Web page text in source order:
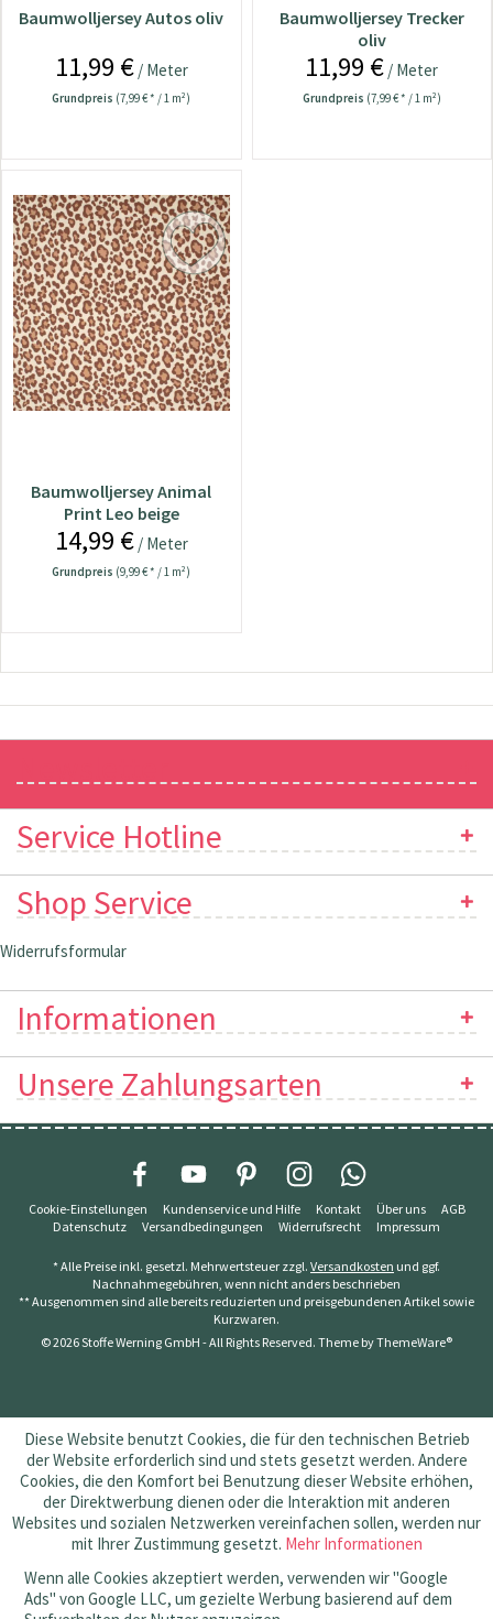
Baumwolljersey Autos oliv
11,99 €/ Meter
Grundpreis (7,99 € * / 1 m²)
Baumwolljersey Trecker
oliv
11,99 € / Meter
Grundpreis (7,99 € * / 1 m²)
Baumwolljersey Animal
Print Leo beige
14,99 €/ Meter
Grundpreis (9,99 € * / 1 m²)
Service Hotline
Shop Service
Widerrufsformular
Informationen
Unsere Zahlungsarten
Cookie-Einstellungen Kundenservice und Hilfe Kontakt Über uns
AGB
Datenschutz
Versandbedingungen Widerrufsrecht Impressum
* Alle Preise inkl. gesetzl. Mehrwertsteuer zzgl. Versandkosten und ggf.
Nachnahmegebühren, wenn nicht anders beschrieben
** Ausgenommen sind alle bereits reduzierten und preisgebundenen Artikel sowie
Kurzwaren.
© 2026 Stoffe Werning GmbH - All Rights Reserved. Theme byThemeWare®
Diese Website benutzt Cookies, die für den technischen Betrieb
der Website erforderlich sind und stets gesetzt werden. Andere
Cookies, die den Komfort bei Benutzung dieser Website erhöhen,
der Direktwerbung dienen oder die Interaktion mit anderen
Websites und sozialen Netzwerken vereinfachen sollen, werden nur
mit Ihrer Zustimmung gesetzt. Mehr Informationen
Wenn alle Cookies akzeptiert werden, verwenden wir "Google
Ads" von Google LLC, um gezielte Werbung basierend auf dem